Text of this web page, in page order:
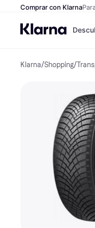
Comprar con Klarna
Klarna/Shopping/